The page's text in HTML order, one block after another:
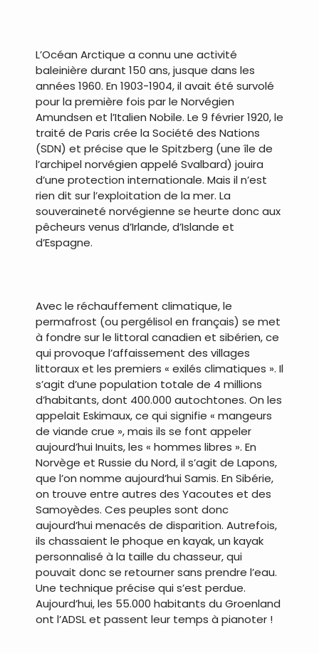
L’Océan Arctique a connu une activité
baleinière durant 150 ans, jusque dans les
années 1960. En 1903-1904, il avait été survolé
pour la première fois par le Norvégien
Amundsen et l’Italien Nobile. Le 9 février 1920, le
traité de Paris crée la Société des Nations
(SDN) et précise que le Spitzberg (une île de
l’archipel norvégien appelé Svalbard) jouira
d’une protection internationale. Mais il n’est
rien dit sur l’exploitation de la mer. La
souveraineté norvégienne se heurte donc aux
pêcheurs venus d’Irlande, d’Islande et
d’Espagne.
Avec le réchauffement climatique, le
permafrost (ou pergélisol en français) se met
à fondre sur le littoral canadien et sibérien, ce
qui provoque l’affaissement des villages
littoraux et les premiers « exilés climatiques ». Il
s’agit d’une population totale de 4 millions
d’habitants, dont 400.000 autochtones. On les
appelait Eskimaux, ce qui signifie « mangeurs
de viande crue », mais ils se font appeler
aujourd’hui Inuits, les « hommes libres ». En
Norvège et Russie du Nord, il s’agit de Lapons,
que l’on nomme aujourd’hui Samis. En Sibérie,
on trouve entre autres des Yacoutes et des
Samoyèdes. Ces peuples sont donc
aujourd’hui menacés de disparition. Autrefois,
ils chassaient le phoque en kayak, un kayak
personnalisé à la taille du chasseur, qui
pouvait donc se retourner sans prendre l’eau.
Une technique précise qui s’est perdue.
Aujourd’hui, les 55.000 habitants du Groenland
ont l’ADSL et passent leur temps à pianoter !